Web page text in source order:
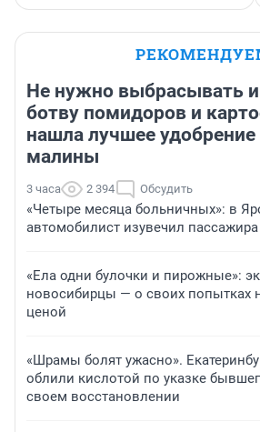
Не нужно выбрасывать
ботву помидоров и
нашла лучшее
малины
3 часа 2 394 Обсудить
«Четыре месяца больничных»: в
автомобилист изувечил пассажира
«Ела одни булочки и пирожные»:
новосибирцы — о своих попытках
ценой
«Шрамы болят ужасно».
облили кислотой по указке
своем восстановлении